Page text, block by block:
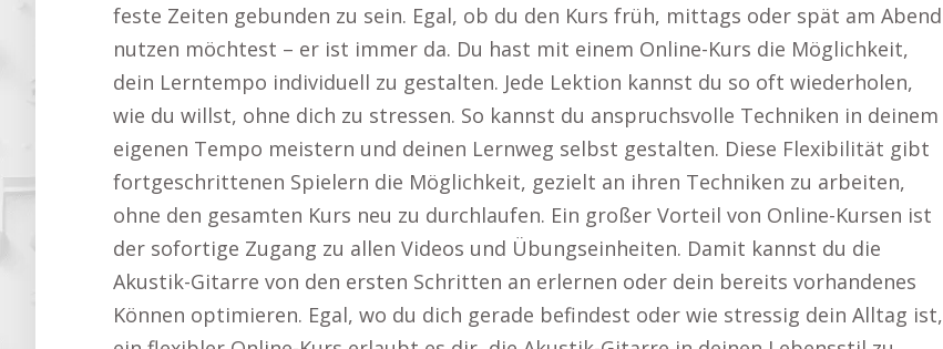
feste Zeiten gebunden zu sein. Egal, ob du den Kurs früh, mittags oder spät am Abend
nutzen möchtest – er ist immer da. Du hast mit einem Online-Kurs die Möglichkeit,
dein Lerntempo individuell zu gestalten. Jede Lektion kannst du so oft wiederholen,
wie du willst, ohne dich zu stressen. So kannst du anspruchsvolle Techniken in deinem
eigenen Tempo meistern und deinen Lernweg selbst gestalten. Diese Flexibilität gibt
fortgeschrittenen Spielern die Möglichkeit, gezielt an ihren Techniken zu arbeiten,
ohne den gesamten Kurs neu zu durchlaufen. Ein großer Vorteil von Online-Kursen ist
der sofortige Zugang zu allen Videos und Übungseinheiten. Damit kannst du die
Akustik-Gitarre von den ersten Schritten an erlernen oder dein bereits vorhandenes
Können optimieren. Egal, wo du dich gerade befindest oder wie stressig dein Alltag ist,